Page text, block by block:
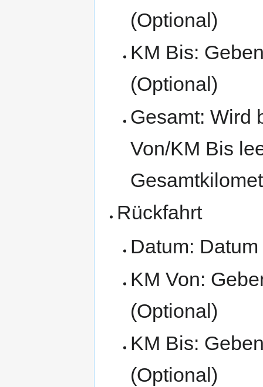
(Optional)
KM Bis:
(Optional)
Gesamt: Wird
Von/KM Bis
Rückfahrt
Datum:
KM Von:
(Optional)
KM Bis:
(Optional)